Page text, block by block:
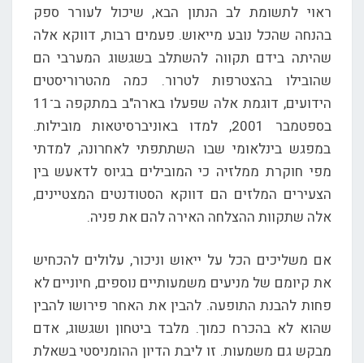
ראוי לתשומת לב הנתון הבא, שיכול לעורר ספק
בהנחה שהכל נובע מייאוש. פעמים רבות, דווקא אלה
שהיתה בידם תקווה להשתלב בשגשוג המערבי הם
שהובילו בהצטרפות לטרור. כמה מהטרוריסטים
הידועים, דוגמת אלה שפעלו בארה"ב במתקפה ב־11
בספטמבר 2001, למדו באוניברסיטאות מובילות.
במפגש בינלאומי שבו השתתפתי לאחרונה, למדתי
מפי חוקרת ממלזיה כי המובילים בגיוס לדאעש בין
הצעירים המלזים הם דווקא הסטודנטים המצטיינים,
אלה שתקוות ההצלחה האירה להם את פניה.
אם משליכים הכל על ייאוש וניכור, עלולים להכחיש
את קיומם של מניעים משמעותיים נוספים, חיוניים לא
פחות להבנת התופעה. להבין את האחר פירושו להבין
שהוא לא בהכרח כמוך. מלבד ביטחון ושגשוג, אדם
מבקש גם משמעות. זו ליבת הדיון ההומניסטי בשאלת